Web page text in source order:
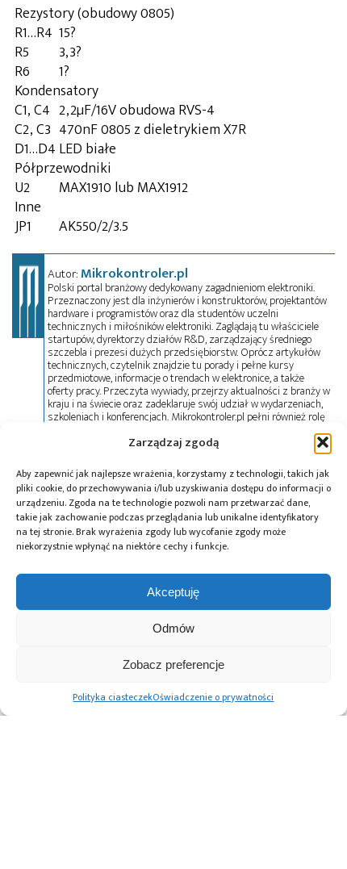
Zarządzaj zgodą
Aby zapewnić jak najlepsze wrażenia, korzystamy z technologii, takich jak
pliki cookie, do przechowywania i/lub uzyskiwania dostępu do informacji o
urządzeniu. Zgoda na te technologie pozwoli nam przetwarzać dane,
takie jak zachowanie podczas przeglądania lub unikalne identyfikatory
na tej stronie. Brak wyrażenia zgody lub wycofanie zgody może
niekorzystnie wpłynąć na niektóre cechy i funkcje.
Akceptuję
Odmów
Zobacz preferencje
Polityka ciasteczekOświadczenie o prywatności
Rezystory (obudowy 0805)
R1…R4 15?
R5
3,3?
R6
1?
Kondensatory
C1, C4 2,2µF/16V obudowa RVS-4
C2, C3 470nF 0805 z dieletrykiem X7R
D1…D4 LED białe
Półprzewodniki
U2
MAX1910 lub MAX1912
Inne
JP1
AK550/2/3.5
Autor:Mikrokontroler.pl
Polski portal branżowy dedykowany zagadnieniom elektroniki.
Przeznaczony jest dla inżynierów i konstruktorów, projektantów
hardware i programistów oraz dla studentów uczelni
technicznych i miłośników elektroniki. Zaglądają tu właściciele
startupów, dyrektorzy działów R&D, zarządzający średniego
szczebla i prezesi dużych przedsiębiorstw. Oprócz artykułów
technicznych, czytelnik znajdzie tu porady i pełne kursy
przedmiotowe, informacje o trendach w elektronice, a także
oferty pracy. Przeczyta wywiady, przejrzy aktualności z branży w
kraju i na świecie oraz zadeklaruje swój udział w wydarzeniach,
szkoleniach i konferencjach. Mikrokontroler.pl pełni również rolę
patrona medialnego imprez targowych, konkursów, hackathonów
i seminariów. Zapraszamy do współpracy!
Tagi:LED
Przeczytaj również:
opublikowało
Microchip i Micron
architekturę
Farnell ma umowę
z firmą RIGOL